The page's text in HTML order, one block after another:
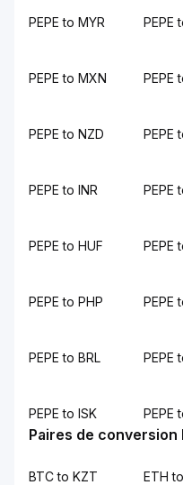
PEPE to MYR PEPE
PEPE to MXN PEPE
PEPE to NZD PEPE
PEPE to INR PEPE
PEPE to HUF PEPE
PEPE to PHP PEPE
PEPE to BRL PEPE
PEPE to ISK PEPE
Paires de conversion
BTC to KZT ETH